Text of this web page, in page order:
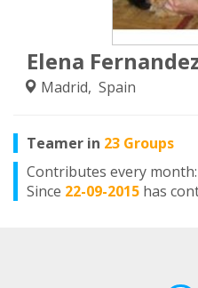
Elena
Madrid, Spain
Teamer in 23 Groups
Contributes every month:
Since 22-09-2015 has